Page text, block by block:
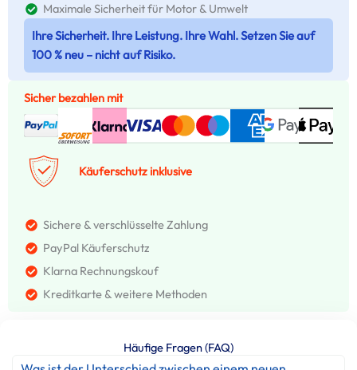
Maximale Sicherheit für Motor & Umwelt
Ihre Sicherheit. Ihre Leistung. Ihre Wahl. Setzen Sie auf
100 % neu – nicht auf Risiko.
Sicher bezahlen mit
Käuferschutz inklusive
Sichere & verschlüsselte Zahlung
PayPal Käuferschutz
Klarna Rechnungskouf
Kreditkarte & weitere Methoden
Häufige Fragen (FAQ)